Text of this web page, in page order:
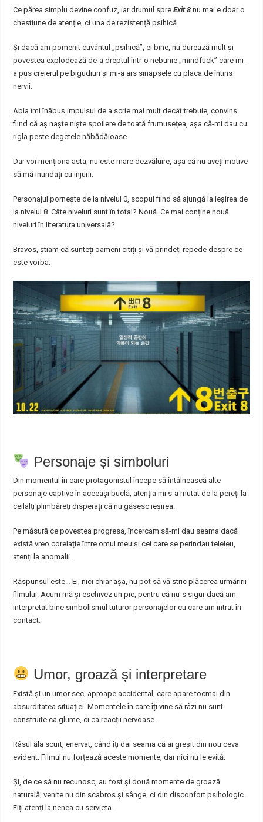
Ce părea simplu devine confuz, iar drumul spreExit 8 nu mai e doar o
chestiune de atenție, ci una de rezistență psihică.
Și dacă am pomenit cuvântul „psihică”, ei bine, nu durează mult și
povestea explodează de-a dreptul într-o nebunie „mindfuck” care mi-
a pus creierul pe bigudiuri și mi-a ars sinapsele cu placa de întins
nervii.
Abia îmi înăbuș impulsul de a scrie mai mult decât trebuie, convins
fiind că aș naște niște spoilere de toată frumusețea, așa că-mi dau cu
rigla peste degetele năbădăioase.
Dar voi menționa asta, nu este mare dezvăluire, așa că nu aveți motive
să mă inundați cu injurii.
Personajul pornește de la nivelul 0, scopul fiind să ajungă la ieșirea de
la nivelul 8. Câte niveluri sunt în total? Nouă. Ce mai conține nouă
niveluri în literatura universală?
Bravos, știam că sunteți oameni citiți și vă prindeți repede despre ce
este vorba.
Personaje și simboluri
Din momentul în care protagonistul începe să întâlnească alte
personaje captive în aceeași buclă, atenția mi s-a mutat de la pereți la
ceilalți plimbăreți disperați că nu găsesc ieșirea.
Pe măsură ce povestea progresa, încercam să-mi dau seama dacă
există vreo corelație între omul meu și cei care se perindau teleleu,
atenți la anomalii.
Răspunsul este… Ei, nici chiar așa, nu pot să vă stric plăcerea urmăririi
filmului. Acum mă și eschivez un pic, pentru că nu-s sigur dacă am
interpretat bine simbolismul tuturor personajelor cu care am intrat în
contact.
Umor, groază și interpretare
Există și un umor sec, aproape accidental, care apare tocmai din
absurditatea situației. Momentele în care îți vine să râzi nu sunt
construite ca glume, ci ca reacții nervoase.
Râsul ăla scurt, enervat, când îți dai seama că ai greșit din nou ceva
evident. Filmul nu forțează aceste momente, dar nici nu le evită.
Și, de ce să nu recunosc, au fost și două momente de groază
naturală, venite nu din scabros și sânge, ci din disconfort psihologic.
Fiți atenți la nenea cu servieta.